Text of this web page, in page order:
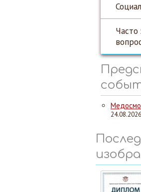
Часто
24.08.2026